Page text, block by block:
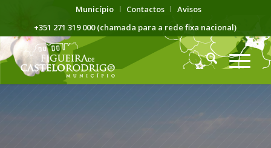
Município Contactos
Avisos
+351 271 319 000 (chamada para a rede fixa nacional)